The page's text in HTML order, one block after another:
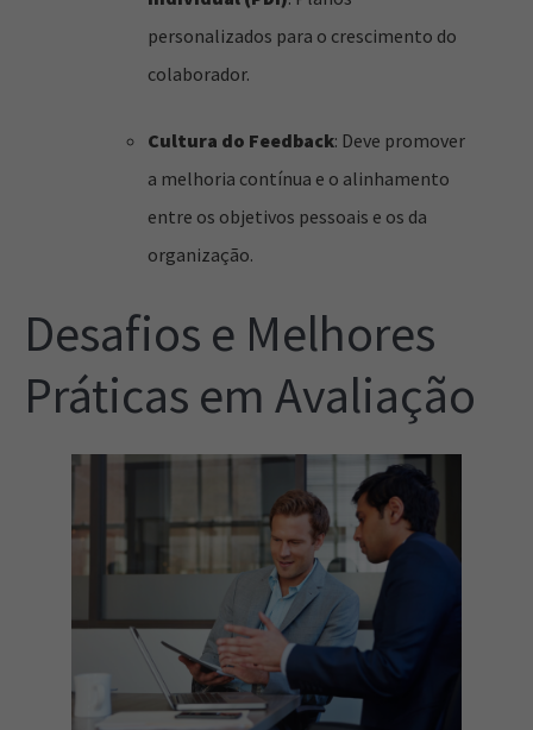
personalizados para o crescimento do
colaborador.
Cultura do Feedback: Deve promover
a melhoria contínua e o alinhamento
entre os objetivos pessoais e os da
organização.
Desafios e Melhores
Práticas em Avaliação